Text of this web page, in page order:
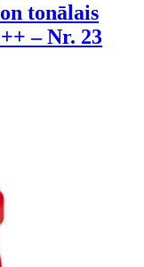
tonālais
– Nr. 23